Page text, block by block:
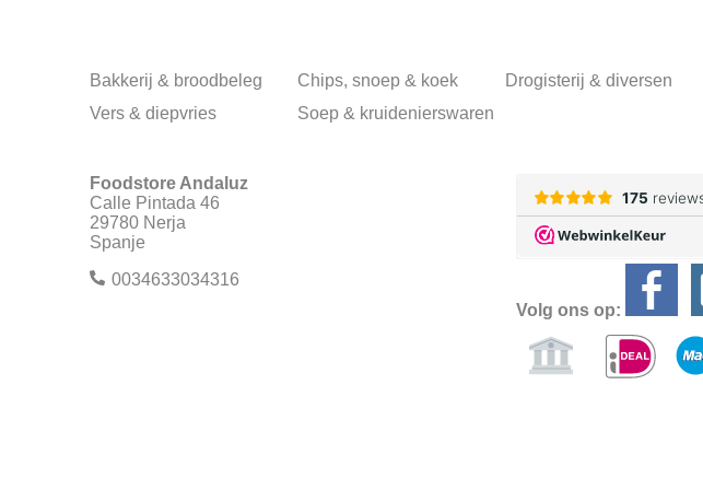
Bakkerij & broodbeleg Chips, snoep & koek Drogisterij & diversen
Vers & diepvries
Soep & kruidenierswaren
Foodstore Andaluz
Calle Pintada 46
29780 Nerja
Spanje
0034633034316
Volg ons op: